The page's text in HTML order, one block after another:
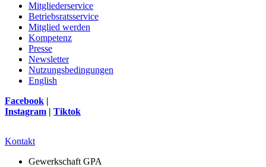
Mitgliederservice
Betriebsratsservice
Mitglied werden
Kompetenz
Presse
Newsletter
Nutzungsbedingungen
English
Facebook |
Instagram | Tiktok
Kontakt
Gewerkschaft GPA